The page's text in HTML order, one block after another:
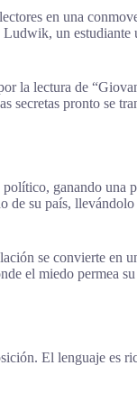
en una
un
la lectura de
secretas pronto se
ganando
su país,
se convierte en
el miedo permea
El lenguaje es